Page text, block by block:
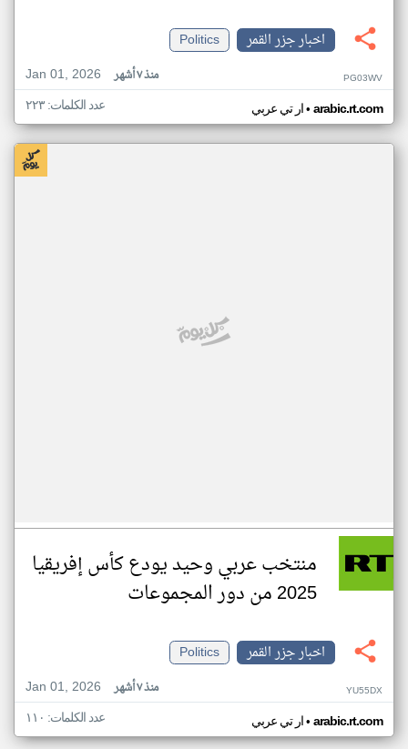
اخبار جزر القمر
Politics
Jan 01, 2026
منذ ٧ أشهر PG03WV
ار تي عربي• arabic.rt.com عدد الكلمات: ٢٢٣
منتخب عربي وحيد يودع كأس إفريقيا
2025 من دور المجموعات
اخبار جزر القمر
Politics
Jan 01, 2026
منذ ٧ أشهر YU55DX
ار تي عربي• arabic.rt.com عدد الكلمات: ١١٠